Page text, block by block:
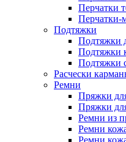
Перчатки
Перчатки-
Подтяжки
Подтяжки
Подтяжки
Подтяжки
Расчески
Ремни
Пряжки
Пряжки
Ремни из
Ремни
Ремни